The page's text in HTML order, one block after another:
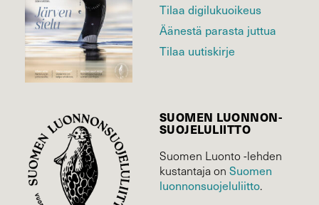
Tilaa digilukuoikeus
Äänestä parasta juttua
Tilaa uutiskirje
SUOMEN LUONNON­
SUOJELU­LIITTO
Suomen Luonto -lehden
kustantaja on Suomen
luonnonsuojelu­liitto.